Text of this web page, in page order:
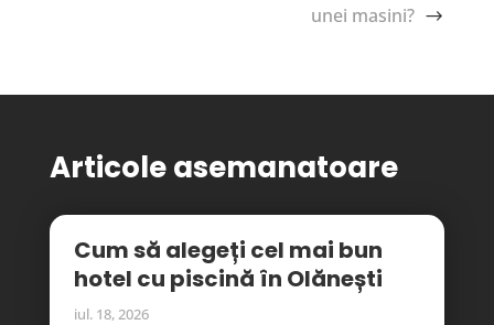
unei masini?
Articole asemanatoare
Cum să alegeți cel mai bun
hotel cu piscină în Olănești
iul. 18, 2026